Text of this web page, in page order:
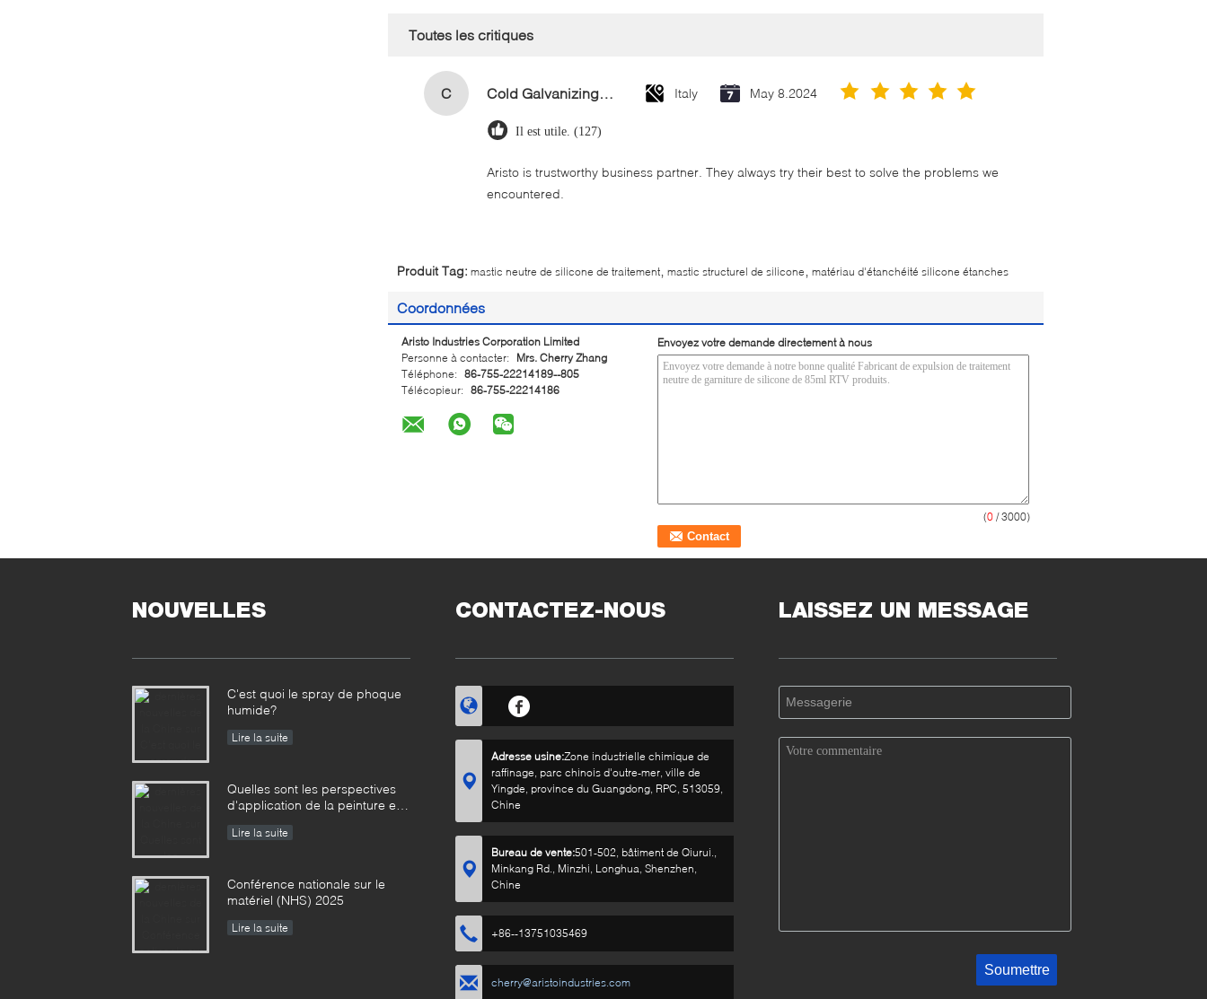
Toutes les critiques
C Cold Galvanizing Zinc Spray Paint 400ml Italy May 8.2024
Il est utile. (127)
Aristo is trustworthy business partner. They always try their best to solve the problems we
encountered.
Produit Tag: mastic neutre de silicone de traitement mastic structurel de silicone matériau d'étanchéité silicone étanches
Coordonnées
Aristo Industries Corporation Limited
Personne à contacter:
Mrs. Cherry Zhang
Téléphone: 86-755-22214189--805
Télécopieur: 86-755-22214186
Envoyez votre demande directement à nous
(0 / 3000)
NOUVELLES
C'est quoi le spray de phoque
humide?
Lire la suite
Quelles sont les perspectives
d'application de la peinture en
Lire la suite
Conférence nationale sur le
matériel (NHS) 2025
Lire la suite
CONTACTEZ-NOUS
Adresse usine:Zone industrielle chimique de
raffinage, parc chinois d'outre-mer, ville de
Yingde, province du Guangdong, RPC, 513059,
Chine
Bureau de vente:501-502, bâtiment de Qiurui.,
Minkang Rd., Minzhi, Longhua, Shenzhen,
Chine
+86--13751035469
cherry@aristoindustries.com
LAISSEZ UN MESSAGE